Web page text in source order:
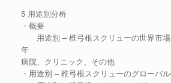
5 用途別分析
・概要
用途別 – 椎弓根スクリューの世界市場
年
病院、クリニック、その他
・用途別 – 椎弓根スクリューのグローバ